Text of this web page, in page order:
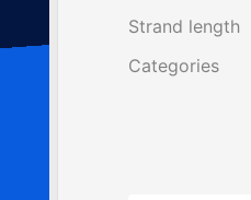
Strand length
Categories